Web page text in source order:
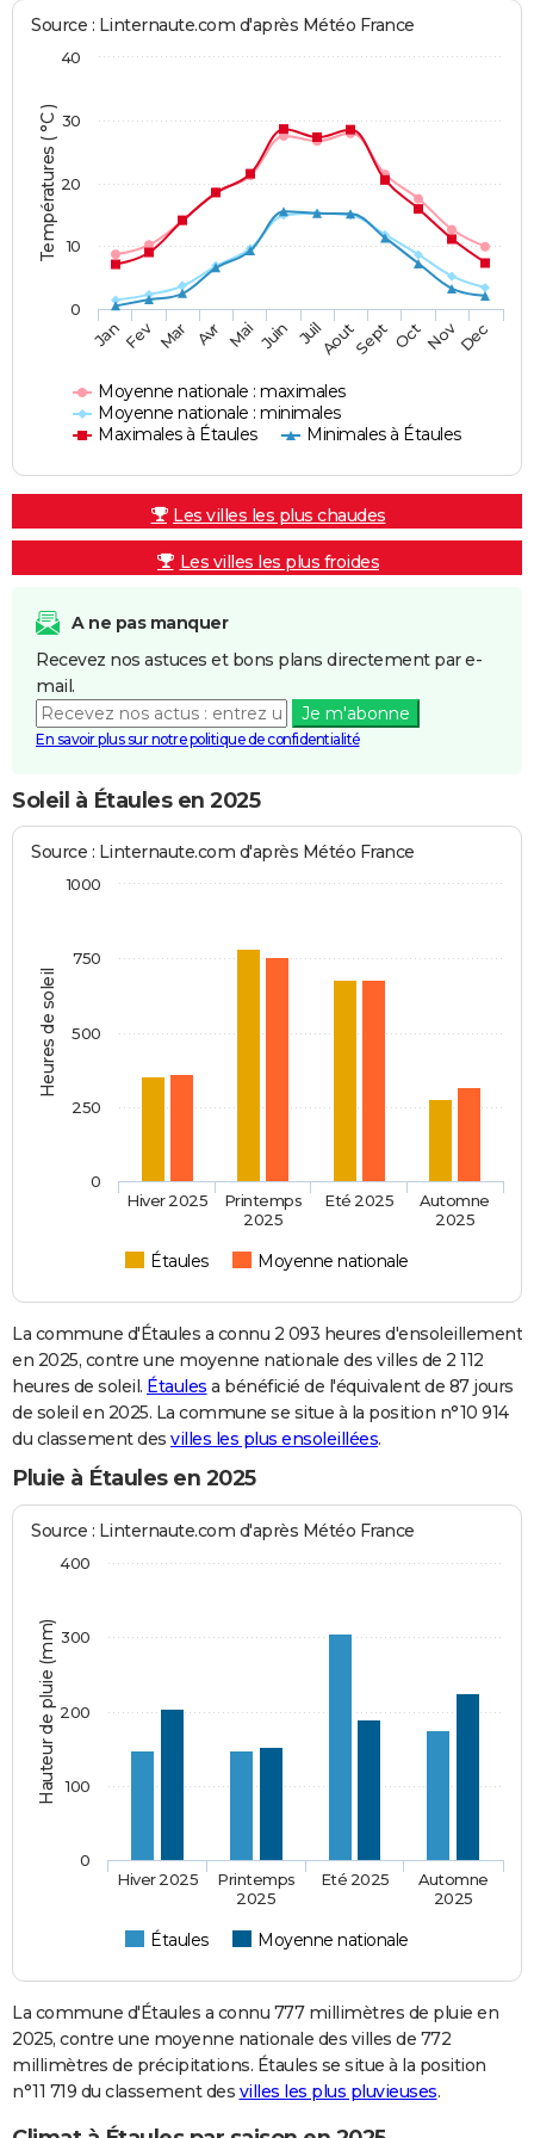
Températures ( °C )
Source : Linternaute.com d'après Météo France
Moyenne nationale : maximales
Moyenne nationale : minimales
Maximales à Étaules
Minimales à Étaules
JanFev Mar Avr Mai Juin JuilAoutSept OctNovDec
0
10
20
30
40
Les villes les plus chaudes
Les villes les plus froides
A ne pas manquer
Recevez nos astuces et bons plans directement par e-
mail.
Je m'abonne
En savoir plus sur notre politique de confidentialité
Soleil à Étaules en 2025
Heures de soleil
Source : Linternaute.com d'après Météo France
Étaules Moyenne nationale
Hiver 2025
Printemps
2025
Eté 2025
Automne
2025
0
1000
250
500
750
La commune d'Étaules a connu 2 093 heures d'ensoleillement
en 2025, contre une moyenne nationale des villes de 2 112
heures de soleil. Étaules a bénéficié de l'équivalent de 87 jours
de soleil en 2025. La commune se situe à la position n°10 914
du classement des villes les plus ensoleillées.
Pluie à Étaules en 2025
Hauteur de pluie (mm)
Source : Linternaute.com d'après Météo France
Étaules Moyenne nationale
Hiver 2025
Printemps
2025
Eté 2025
Automne
2025
0
100
200
300
400
La commune d'Étaules a connu 777 millimètres de pluie en
2025, contre une moyenne nationale des villes de 772
millimètres de précipitations. Étaules se situe à la position
n°11 719 du classement des villes les plus pluvieuses.